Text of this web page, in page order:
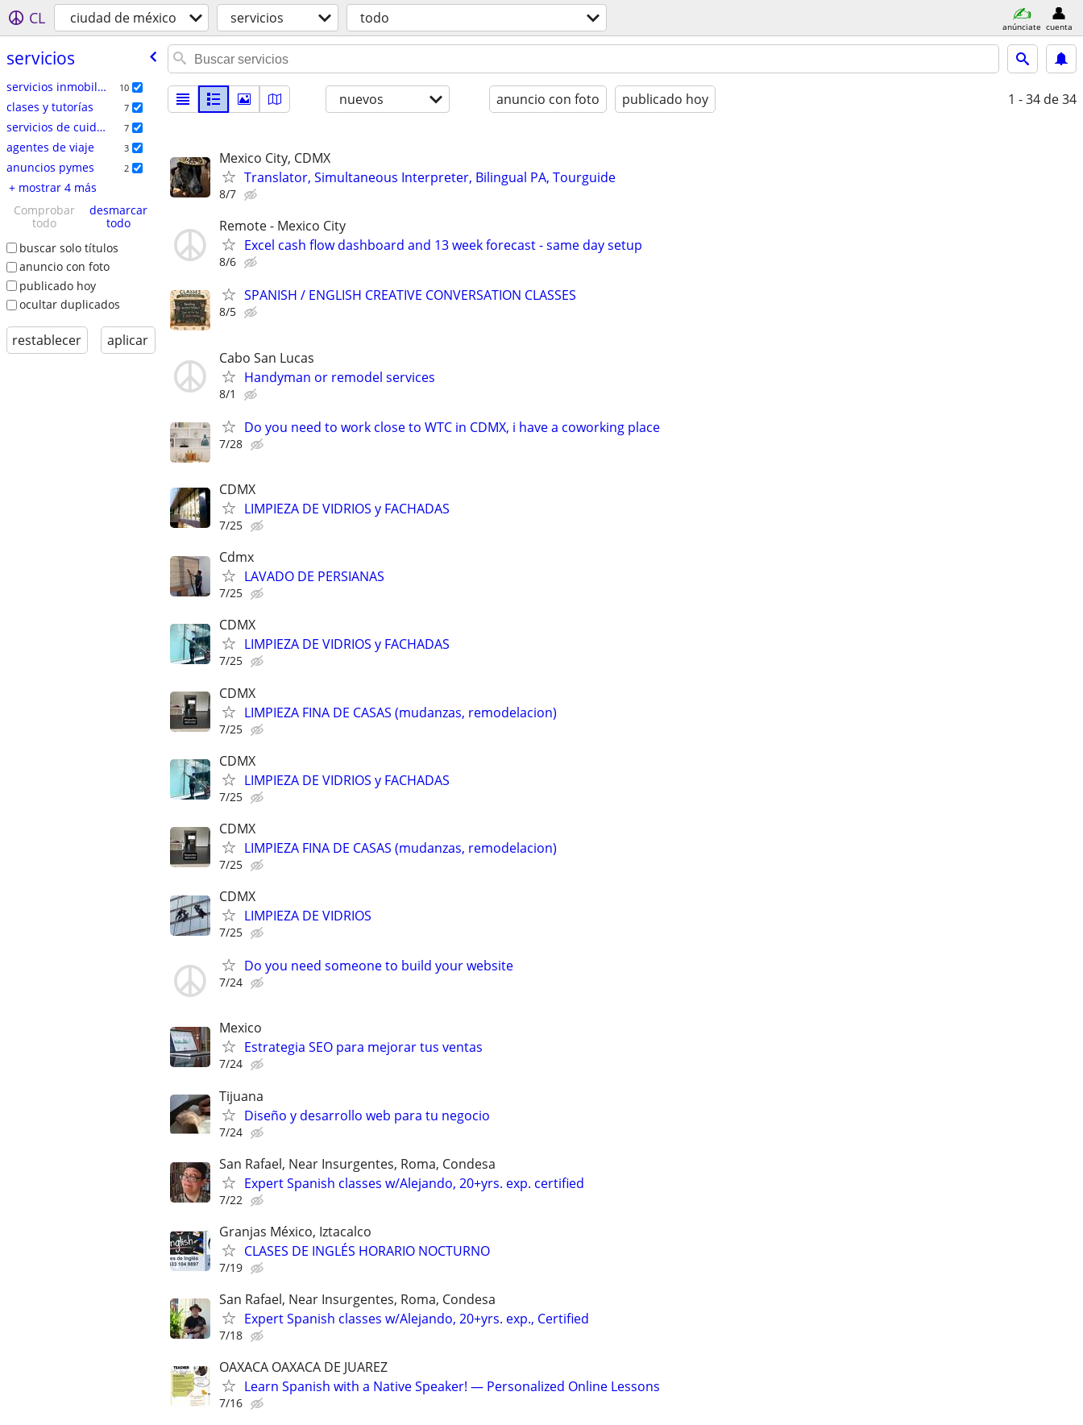
CL ciudad de méxico servicios todo anúnciate cuenta
servicios
servicios inmobiliarios 10
clases y tutorías 7
servicios de cuidado del hogar 7
agentes de viaje 3
anuncios pymes 2
+ mostrar 4 más
Comprobar
todo
desmarcar
todo
buscar solo títulos
anuncio con foto
publicado hoy
ocultar duplicados
restablecer aplicar
nuevos anuncio con foto publicado hoy 1 - 34 de 34
Mexico City, CDMX
Translator, Simultaneous Interpreter, Bilingual PA, Tourguide
8/7
Remote - Mexico City
Excel cash flow dashboard and 13 week forecast - same day setup
8/6
SPANISH / ENGLISH CREATIVE CONVERSATION CLASSES
8/5
Cabo San Lucas
Handyman or remodel services
8/1
Do you need to work close to WTC in CDMX, i have a coworking place
7/28
CDMX
LIMPIEZA DE VIDRIOS y FACHADAS
7/25
Cdmx
LAVADO DE PERSIANAS
7/25
CDMX
LIMPIEZA DE VIDRIOS y FACHADAS
7/25
CDMX
LIMPIEZA FINA DE CASAS (mudanzas, remodelacion)
7/25
CDMX
LIMPIEZA DE VIDRIOS y FACHADAS
7/25
CDMX
LIMPIEZA FINA DE CASAS (mudanzas, remodelacion)
7/25
CDMX
LIMPIEZA DE VIDRIOS
7/25
Do you need someone to build your website
7/24
Mexico
Estrategia SEO para mejorar tus ventas
7/24
Tijuana
Diseño y desarrollo web para tu negocio
7/24
San Rafael, Near Insurgentes, Roma, Condesa
Expert Spanish classes w/Alejando, 20+yrs. exp. certified
7/22
Granjas México, Iztacalco
CLASES DE INGLÉS HORARIO NOCTURNO
7/19
San Rafael, Near Insurgentes, Roma, Condesa
Expert Spanish classes w/Alejando, 20+yrs. exp., Certified
7/18
OAXACA OAXACA DE JUAREZ
Learn Spanish with a Native Speaker! — Personalized Online Lessons
7/16